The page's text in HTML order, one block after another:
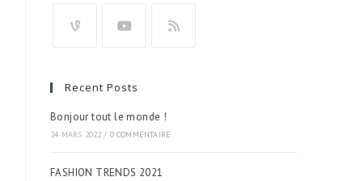
Recent Posts
Bonjour tout le monde !
24 MARS 2022 / 0 COMMENTAIRE
FASHION TRENDS 2021